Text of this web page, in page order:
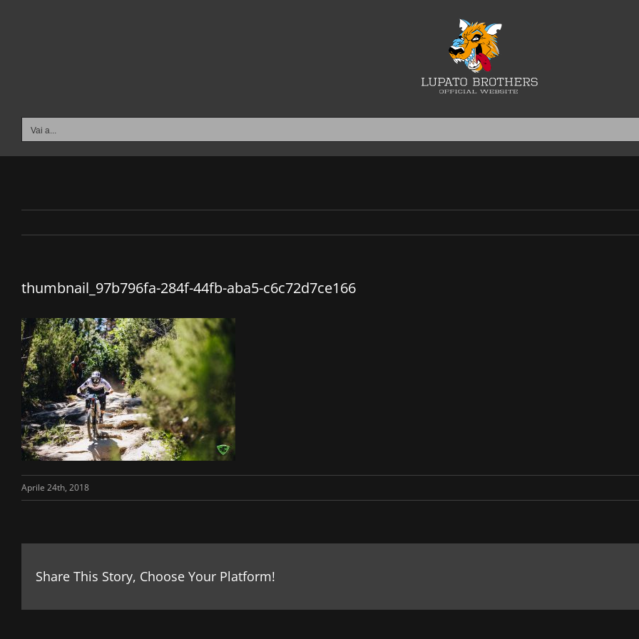
Vai a...
thumbnail_97b796fa-284f-44fb-aba5-c6c72d7ce166
Aprile 24th, 2018
Share This Story, Choose Your Platform!